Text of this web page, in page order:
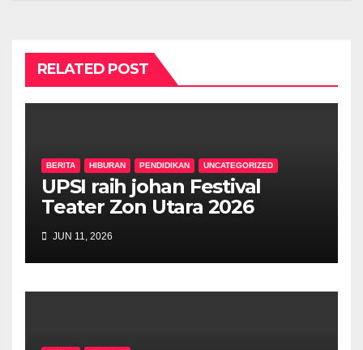
RELATED POST
BERITA HIBURAN PENDIDIKAN UNCATEGORIZED
UPSI raih johan Festival
Teater Zon Utara 2026
JUN 11, 2026